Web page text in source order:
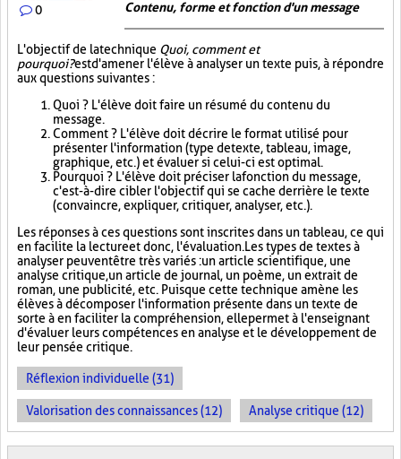
0 Contenu, forme et fonction d'un message
L'objectif de la technique Quoi, comment et
pourquoi?est d'amener l'élève à analyser un texte puis, à répondre
aux questions suivantes :
Quoi ? L'élève doit faire un résumé du contenu du
message.
Comment ? L'élève doit décrire le format utilisé pour
présenter l'information (type de texte, tableau, image,
graphique, etc.) et évaluer si celui-ci est optimal.
Pourquoi ? L'élève doit préciser la fonction du message,
c'est-à-dire cibler l'objectif qui se cache derrière le texte
(convaincre, expliquer, critiquer, analyser, etc.).
Les réponses à ces questions sont inscrites dans un tableau, ce qui
en facilite la lecture et donc, l'évaluation. Les types de textes à
analyser peuvent être très variés : un article scientifique, une
analyse critique, un article de journal, un poème, un extrait de
roman, une publicité, etc. Puisque cette technique amène les
élèves à décomposer l'information présente dans un texte de
sorte à en faciliter la compréhension, elle permet à l'enseignant
d'évaluer leurs compétences en analyse et le développement de
leur pensée critique.
Réflexion individuelle (31)
Valorisation des connaissances (12) Analyse critique (12)